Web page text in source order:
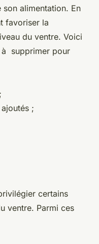
alimentation. En
favoriser la
du ventre. Voici
à supprimer pour
;
certains
ventre. Parmi ces